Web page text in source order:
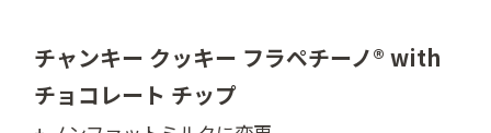
チャンキー クッキー フラペチーノ® with
チョコレート チップ